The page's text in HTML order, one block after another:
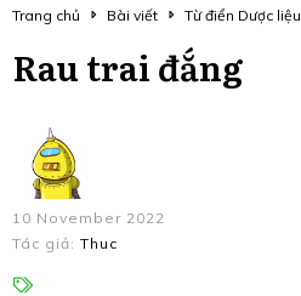
Trang chủ Bài viết Từ điển Dược liệu
Rau trai đắng
10 November 2022
Tác giả: Thuc